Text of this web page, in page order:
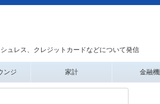
ュレス、クレジットカードなどについて発信
ンジ 家計 金融